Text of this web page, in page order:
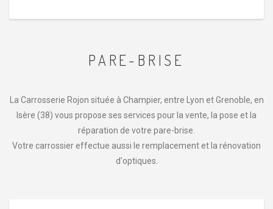
PARE-BRISE
La Carrosserie Rojon située à Champier, entre Lyon et Grenoble, en
Isère (38) vous propose ses services pour la vente, la pose et la
réparation de votre pare-brise.
Votre carrossier effectue aussi le remplacement et la rénovation
d'optiques.